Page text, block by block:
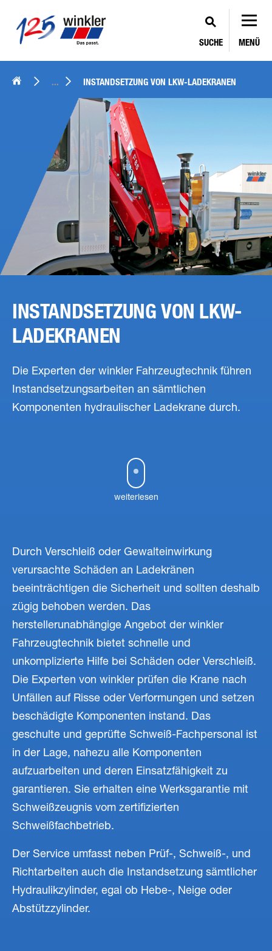
SUCHE MENÜ
... INSTAND­SETZUNG VON LKW-LADEKRANEN
INSTAND­SETZUNG VON LKW-
LADEKRANEN
Die Experten der winkler Fahrzeugtechnik führen
Instandsetzungsarbeiten an sämtlichen
Komponenten hydraulischer Ladekrane durch.
weiterlesen
Durch Verschleiß oder Gewalteinwirkung
verursachte Schäden an Ladekränen
beeinträchtigen die Sicherheit und sollten deshalb
zügig behoben werden. Das
herstellerunabhängige Angebot der winkler
Fahrzeugtechnik bietet schnelle und
unkomplizierte Hilfe bei Schäden oder Verschleiß.
Die Experten von winkler prüfen die Krane nach
Unfällen auf Risse oder Verformungen und setzen
beschädigte Komponenten instand. Das
geschulte und geprüfte Schweiß-Fachpersonal ist
in der Lage, nahezu alle Komponenten
aufzuarbeiten und deren Einsatzfähigkeit zu
garantieren. Sie erhalten eine Werksgarantie mit
Schweißzeugnis vom zertifizierten
Schweißfachbetrieb.
Der Service umfasst neben Prüf-, Schweiß-, und
Richtarbeiten auch die Instandsetzung sämtlicher
Hydraulikzylinder, egal ob Hebe-, Neige oder
Abstützzylinder.